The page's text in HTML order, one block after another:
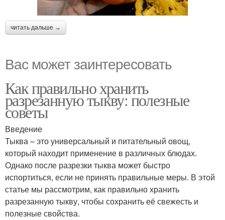
читать дальше →
Вас может заинтересовать
Как правильно хранить
разрезанную тыкву: полезные
советы
Введение
Тыква – это универсальный и питательный овощ,
который находит применение в различных блюдах.
Однако после разрезки тыква может быстро
испортиться, если не принять правильные меры. В этой
статье мы рассмотрим, как правильно хранить
разрезанную тыкву, чтобы сохранить её свежесть и
полезные свойства.